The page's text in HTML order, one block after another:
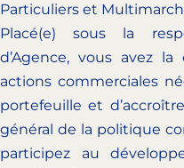
Particuliers et
Placé(e) sous la
d’Agence, vous avez
actions commerciales
portefeuille et
général de la politique
participez au